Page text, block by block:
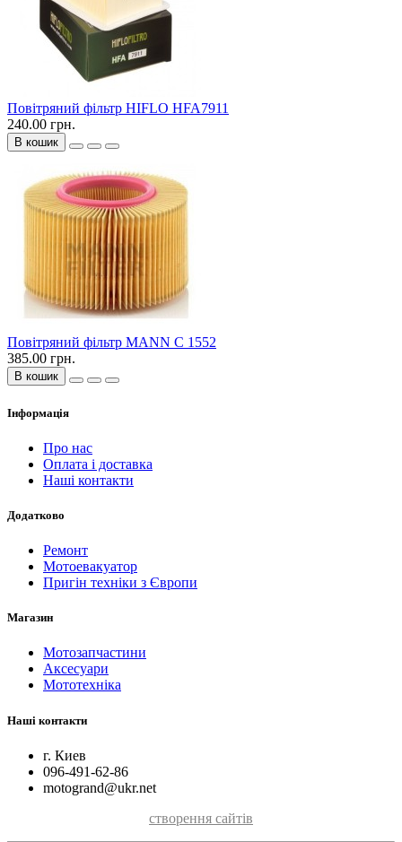
Повітряний фільтр HIFLO HFA7911
240.00 грн.
В кошик
Повітряний фільтр MANN C 1552
385.00 грн.
В кошик
Інформація
Про нас
Оплата і доставка
Наші контакти
Додатково
Ремонт
Мотоевакуатор
Пригін техніки з Європи
Магазин
Мотозапчастини
Аксесуари
Мототехніка
Наші контакти
г. Киев
096-491-62-86
motogrand@ukr.net
створення сайтів